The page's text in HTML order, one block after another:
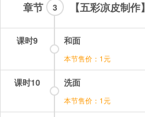
章节 【五彩凉皮制作】
3
课时9 和面
本节售价：1元
课时10 洗面
本节售价：1元